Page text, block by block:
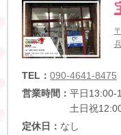
TEL： 090-4641-8475
営業時間： 平日13:00-
土日祝12:00-
定休日： なし